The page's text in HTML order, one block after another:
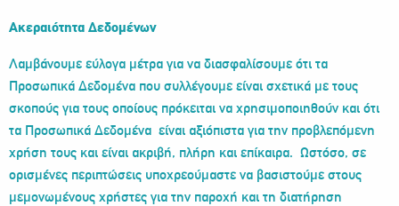
Ακεραιότητα Δεδομένων
Λαμβάνουμε εύλογα μέτρα για να διασφαλίσουμε ότι τα
Προσωπικά Δεδομένα που συλλέγουμε είναι σχετικά με τους
σκοπούς για τους οποίους πρόκειται να χρησιμοποιηθούν και ότι
τα Προσωπικά Δεδομένα είναι αξιόπιστα για την προβλεπόμενη
χρήση τους και είναι ακριβή, πλήρη και επίκαιρα. Ωστόσο, σε
ορισμένες περιπτώσεις υποχρεούμαστε να βασιστούμε στους
μεμονωμένους χρήστες για την παροχή και τη διατήρηση